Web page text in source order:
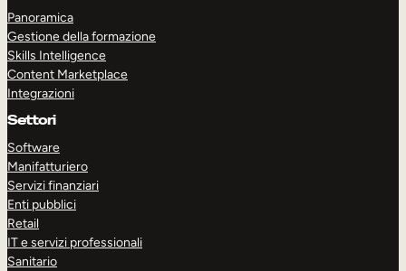
Panoramica
Gestione della formazione
Skills Intelligence
Content Marketplace
Integrazioni
Settori
Software
Manifatturiero
Servizi finanziari
Enti pubblici
Retail
IT e servizi professionali
Sanitario